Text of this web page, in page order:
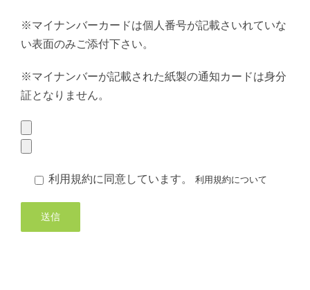
※マイナンバーカードは個人番号が記載さいれていな
い表面のみご添付下さい。
※マイナンバーが記載された紙製の通知カードは身分
証となりません。
利用規約に同意しています。 利用規約について